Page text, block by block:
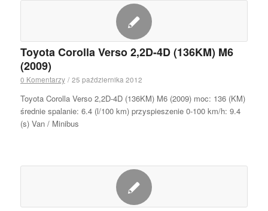
Toyota Corolla Verso 2,2D-4D (136KM) M6
(2009)
0 Komentarzy / 25 października 2012
Toyota Corolla Verso 2,2D-4D (136KM) M6 (2009) moc: 136 (KM)
średnie spalanie: 6.4 (l/100 km) przyspieszenie 0-100 km/h: 9.4
(s) Van / Minibus